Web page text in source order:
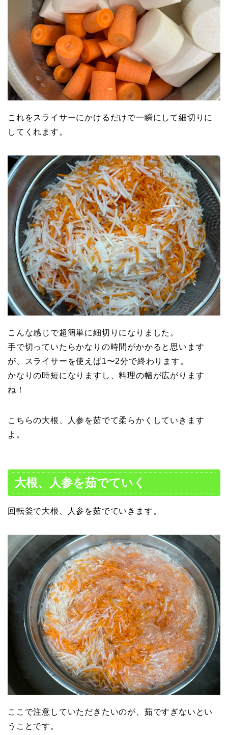
これをスライサーにかけるだけで一瞬にして細切りに
してくれます。
こんな感じで超簡単に細切りになりました。
手で切っていたらかなりの時間がかかると思います
が、スライサーを使えば1〜2分で終わります。
かなりの時短になりますし、料理の幅が広がります
ね！
こちらの大根、人参を茹でて柔らかくしていきます
よ。
大根、人参を茹でていく
回転釜で大根、人参を茹でていきます。
ここで注意していただきたいのが、茹ですぎないとい
うことです。